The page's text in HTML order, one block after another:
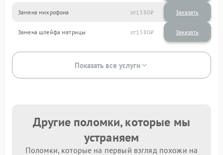
Замена микрофона 1380
Замена шлейфа матрицы 1380
Показать все услуги
Другие поломки, которые мы
устраняем
Поломки, которые на первый взгляд похожи на